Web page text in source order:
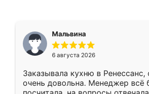
Мальвина
6 августа 2026
Заказывала кухню в Ренессанс,
очень довольна. Менеджер всё